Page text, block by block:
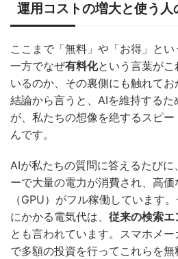
運用コストの増大と使う人
ここまで「無料」や「お得」とい
一方でなぜ有料化という言葉が
いるのか、その裏側にも触れてお
結論から言うと、AIを維持するた
が、私たちの想像を絶するスピ
んです。
AIが私たちの質問に答えるたび
ーで大量の電力が消費され、高
（GPU）がフル稼働しています
にかかる電気代は、 従来の検索
とも言われています。スマホメ
で多額の投資を行ってこれらを